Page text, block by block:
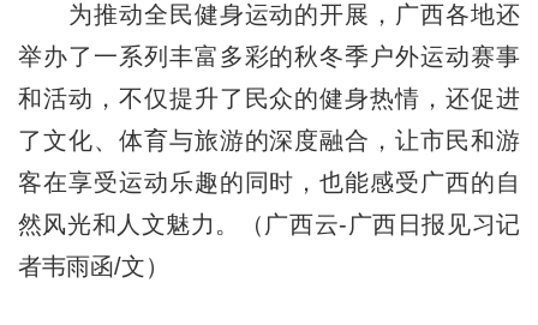
为推动全民健身运动的开展，广西各地还
举办了一系列丰富多彩的秋冬季户外运动赛事
和活动，不仅提升了民众的健身热情，还促进
了文化、体育与旅游的深度融合，让市民和游
客在享受运动乐趣的同时，也能感受广西的自
然风光和人文魅力。（广西云-广西日报见习记
者韦雨函/文）